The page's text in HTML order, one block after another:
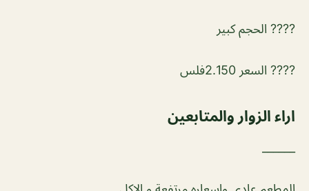
???? الحجم كبير
???? السعر 2.150فلس
اراء الزوار والمتابعين